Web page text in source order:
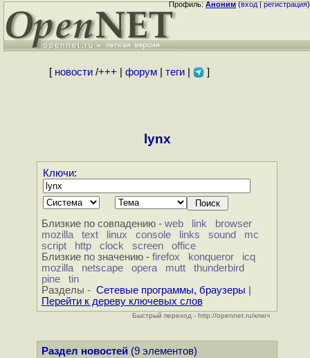
Профиль:Аноним(вход|регистрация)
[ новости/+++ форум| теги| ]
lynx
Ключи:
Близкие по совпадению - web link
browser
mozilla
text linux console links sound
mc
script
http clock screen
office
Близкие по значению - firefox konqueror
icq
mozilla
netscape opera mutt
thunderbird
pine
tin
Разделы - Сетевые программы, браузеры
Перейти к дереву ключевых слов
Быстрый переход - http://opennet.ru/ключ
Раздел новостей(9 элементов)